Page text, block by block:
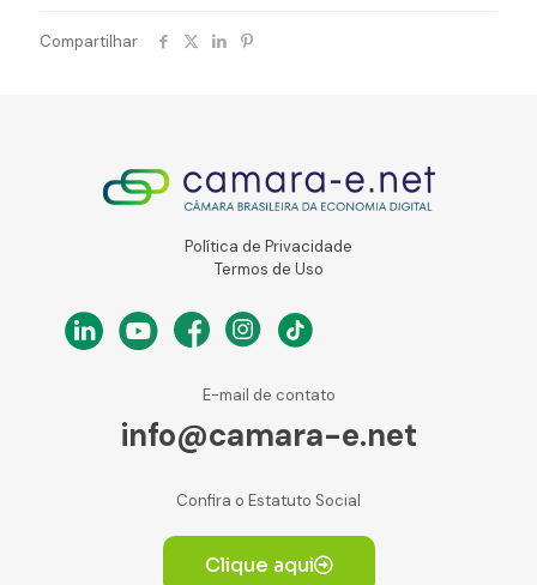
Compartilhar
Política de Privacidade
Termos de Uso
E-mail de contato
info@camara-e.net
Confira o Estatuto Social
Clique aqui